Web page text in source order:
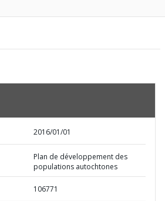
2016/01/01
Plan de développement des
populations autochtones
106771